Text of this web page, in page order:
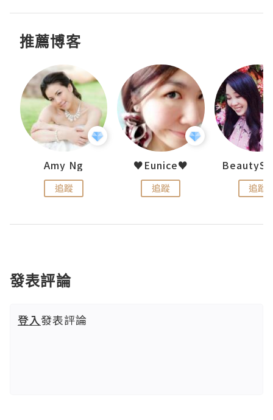
推薦博客
Amy Ng
追蹤
♥Eunice♥
追蹤 追蹤
發表評論
登入發表評論